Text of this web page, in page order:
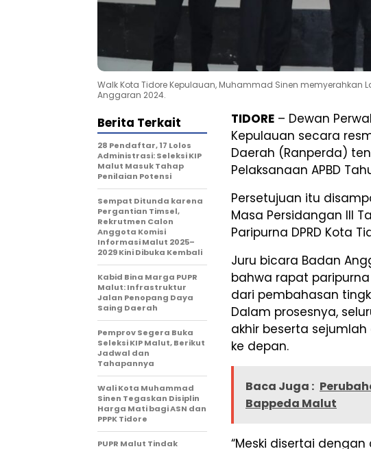
Walk Kota Tidore Kepulauan, Muhammad Sinen memyerahkan
Anggaran 2024.
TIDORE – Dewan
Kepulauan secara
Daerah (Ranperda)
Pelaksanaan APBD
Persetujuan itu
Masa Persidangan III
Paripurna DPRD Kota
Juru bicara Badan
bahwa rapat
dari pembahasan
Dalam prosesnya,
akhir beserta
ke depan.
Baca Juga :
Bappeda Malut
“Meski disertai
Berita Terkait
28 Pendaftar, 17 Lolos
Administrasi: Seleksi KIP
Malut Masuk Tahap
Penilaian Potensi
Sempat Ditunda karena
Pergantian Timsel,
Rekrutmen Calon
Anggota Komisi
Informasi Malut 2025–
2029 Kini Dibuka Kembali
Kabid Bina Marga PUPR
Malut: Infrastruktur
Jalan Penopang Daya
Saing Daerah
Pemprov Segera Buka
Seleksi KIP Malut, Berikut
Jadwal dan
Tahapannya
Wali Kota Muhammad
Sinen Tegaskan Disiplin
Harga Mati bagi ASN dan
PPPK Tidore
PUPR Malut Tindak